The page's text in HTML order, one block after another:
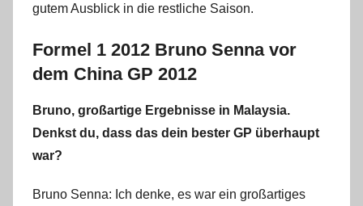
gutem Ausblick in die restliche Saison.
Formel 1 2012 Bruno Senna vor
dem China GP 2012
Bruno, großartige Ergebnisse in Malaysia.
Denkst du, dass das dein bester GP überhaupt
war?
Bruno Senna: Ich denke, es war ein großartiges